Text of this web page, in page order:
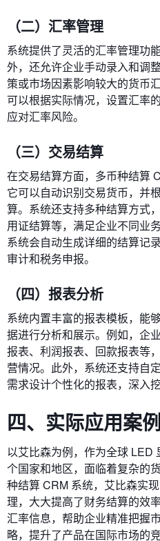
（二）汇率管理
系统提供了灵活的汇率管理功
外，还允许企业手动录入和调
策或市场因素影响较大的货币
可以根据实际情况，设置汇率
应对汇率风险。
（三）交易结算
在交易结算方面，多币种结算
它可以自动识别交易货币，并
算。系统还支持多种结算方式
用证结算等，满足企业不同业
系统会自动生成详细的结算记
审计和税务申报。
（四）报表分析
系统内置丰富的报表模板，能
据进行分析和展示。例如，企
报表、利润报表、回款报表等
营情况。此外，系统还支持自
需求设计个性化的报表，深入
四、实际应用案例
以艾比森为例，作为全球 LED
个国家和地区，面临着复杂的
种结算 CRM 系统，艾比森实
理，大大提高了财务结算的效
汇率信息，帮助企业精准把握
略，提升了产品在国际市场的